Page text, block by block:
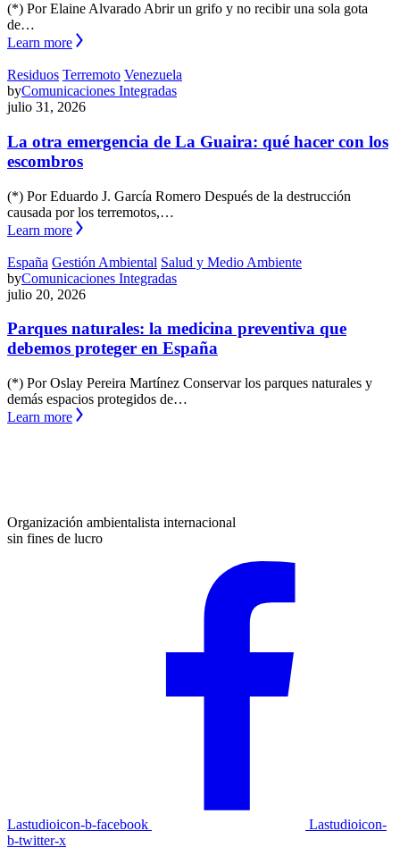
(*) Por Elaine Alvarado Abrir un grifo y no recibir una sola gota
de…
Learn more
Residuos Terremoto Venezuela
byComunicaciones Integradas
julio 31, 2026
La otra emergencia de La Guaira: qué hacer con los
escombros
(*) Por Eduardo J. García Romero Después de la destrucción
causada por los terremotos,…
Learn more
España Gestión Ambiental Salud y Medio Ambiente
byComunicaciones Integradas
julio 20, 2026
Parques naturales: la medicina preventiva que
debemos proteger en España
(*) Por Oslay Pereira Martínez Conservar los parques naturales y
demás espacios protegidos de…
Learn more
Organización ambientalista internacional
sin fines de lucro
Lastudioicon-b-facebook
Lastudioicon-
b-twitter-x